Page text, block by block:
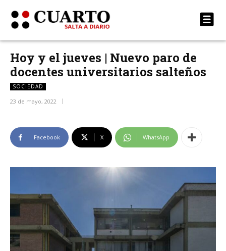
Hoy y el jueves | Nuevo paro de
docentes universitarios salteños
SOCIEDAD
23 de mayo, 2022
Facebook X WhatsApp